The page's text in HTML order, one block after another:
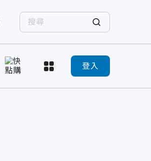
登入